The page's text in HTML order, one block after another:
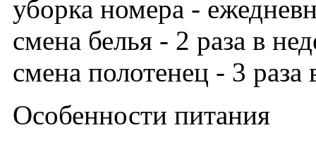
уборка номера -
смена белья - 2 раза в
смена полотенец - 3 раза
Особенности питания